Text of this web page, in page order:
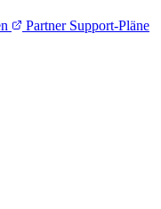
Partner Support-Pläne